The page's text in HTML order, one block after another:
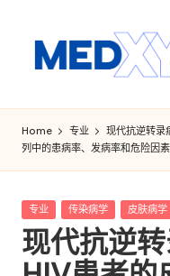
M
e
d
x
y
A
Home 专业
现代抗逆转录
列中的患病率、发病率和危险因素
Posted
专业 传染病学 皮肤病学
现代抗逆